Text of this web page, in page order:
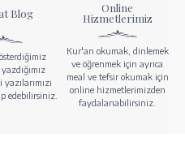
Blog
edebilirsiniz.
Online
Hizmetlerimiz
Kur'an okumak, dinlemek
ve öğrenmek için ayrıca
meal ve tefsir okumak için
online hizmetlerimizden
faydalanabilirsiniz.